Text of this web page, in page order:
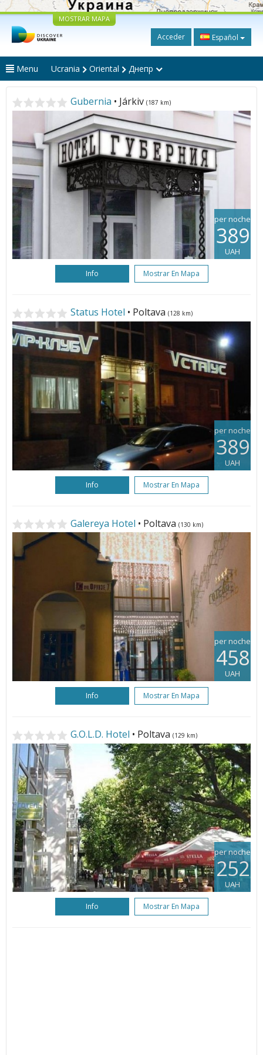
MOSTRAR MAPA
Acceder Español
Menu Ucrania Oriental Днепр
Gubernia • Járkiv (187 km)
per noche
389
UAH
Info Mostrar En Mapa
Status Hotel • Poltava (128 km)
per noche
389
UAH
Info Mostrar En Mapa
Galereya Hotel • Poltava (130 km)
per noche
458
UAH
Info Mostrar En Mapa
G.O.L.D. Hotel • Poltava (129 km)
per noche
252
UAH
Info Mostrar En Mapa